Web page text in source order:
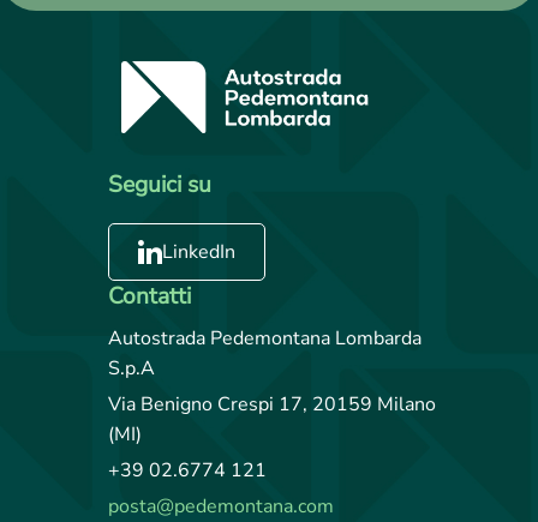
Seguici su
LinkedIn
Contatti
Autostrada Pedemontana Lombarda
S.p.A
Via Benigno Crespi 17, 20159 Milano
(MI)
+39 02.6774 121
posta@pedemontana.com